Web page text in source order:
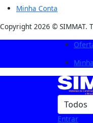
Minha Conta
Copyright 2026 © SIMMAT.
Entrar